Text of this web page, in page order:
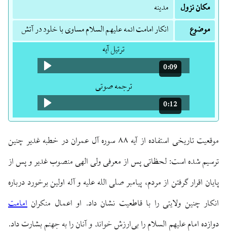
مکان نزول
مدینه
موضوع
انکار امامت ائمه علیهم السلام مساوی با خلود در آتش
ترتیل آیه
مدت: 9 ثانیه
0:09
ترجمه صوتی
مدت: 12 ثانیه
0:12
موقعیت تاریخی استفاده از آیه ۸۸ سوره آل عمران در خطبه غدیر چنین
ترسیم شده است: لحظاتی پس از معرفی ولی الهی منصوب غدیر و پس از
پایان اقرار گرفتن از مردم، پیامبر صلی الله علیه و آله اولین برخورد درباره
انکار چنین ولایتی را با قاطعیت نشان داد. او اعمال منکران امامت
دوازده امام علیهم السلام را بی‌ارزش خواند و آنان را به جهنم بشارت داد.